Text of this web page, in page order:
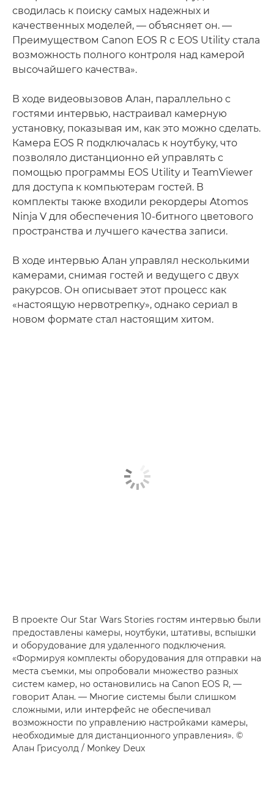
сводилась к поиску самых надежных и
качественных моделей, — объясняет он. —
Преимуществом Canon EOS R с EOS Utility стала
возможность полного контроля над камерой
высочайшего качества».
В ходе видеовызовов Алан, параллельно с
гостями интервью, настраивал камерную
установку, показывая им, как это можно сделать.
Камера EOS R подключалась к ноутбуку, что
позволяло дистанционно ей управлять с
помощью программы EOS Utility и TeamViewer
для доступа к компьютерам гостей. В
комплекты также входили рекордеры Atomos
Ninja V для обеспечения 10-битного цветового
пространства и лучшего качества записи.
В ходе интервью Алан управлял несколькими
камерами, снимая гостей и ведущего с двух
ракурсов. Он описывает этот процесс как
«настоящую нервотрепку», однако сериал в
новом формате стал настоящим хитом.
В проекте Our Star Wars Stories гостям интервью были
предоставлены камеры, ноутбуки, штативы, вспышки
и оборудование для удаленного подключения.
«Формируя комплекты оборудования для отправки на
места съемки, мы опробовали множество разных
систем камер, но остановились на Canon EOS R, —
говорит Алан. — Многие системы были слишком
сложными, или интерфейс не обеспечивал
возможности по управлению настройками камеры,
необходимые для дистанционного управления». ©
Алан Грисуолд / Monkey Deux